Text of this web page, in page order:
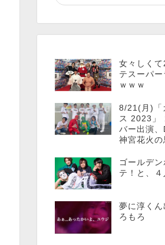
女々しく
テスーパ
ｗｗｗ
8/21(月)「
ス 2023」
バー出演
神宮花火の
ゴールデ
テ！と、
夢に淳く
ろもろ